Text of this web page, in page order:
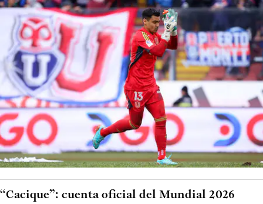
“Cacique”: cuenta oficial del Mundial 2026